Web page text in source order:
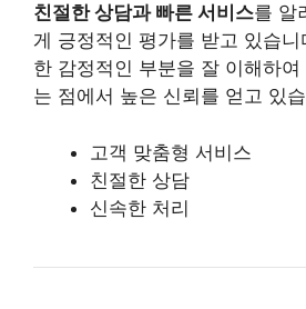
친절한 상담과 빠른 서비스를 알
게 긍정적인 평가를 받고 있습
한 감정적인 부분을 잘 이해하
는 점에서 높은 신뢰를 얻고 있
고객 맞춤형 서비스
친절한 상담
신속한 처리